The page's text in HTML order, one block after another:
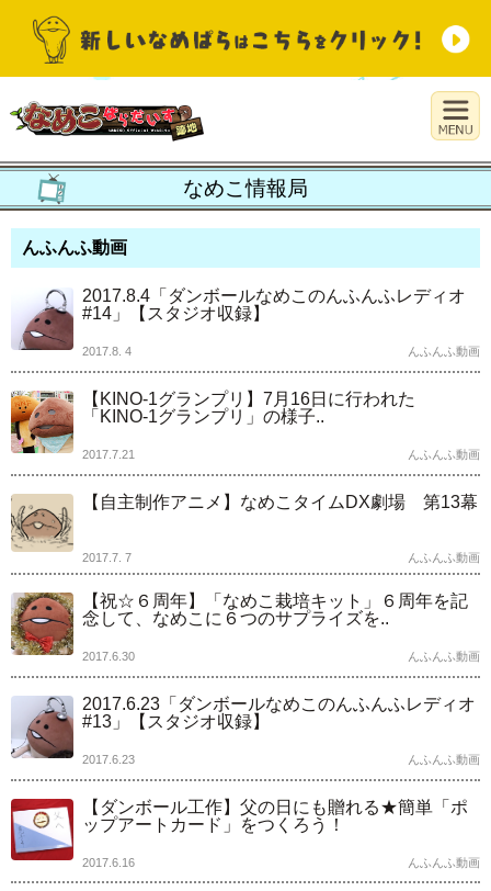
なめこ情報局
んふんふ動画
2017.8.4「ダンボールなめこのんふんふレディオ
#14」【スタジオ収録】
2017.8. 4 んふんふ動画
【KINO-1グランプリ】7月16日に行われた
「KINO-1グランプリ」の様子..
2017.7.21 んふんふ動画
【自主制作アニメ】なめこタイムDX劇場 第13幕
2017.7. 7 んふんふ動画
【祝☆６周年】「なめこ栽培キット」６周年を記
念して、なめこに６つのサプライズを..
2017.6.30 んふんふ動画
2017.6.23「ダンボールなめこのんふんふレディオ
#13」【スタジオ収録】
2017.6.23 んふんふ動画
【ダンボール工作】父の日にも贈れる★簡単「ポ
ップアートカード」をつくろう！
2017.6.16 んふんふ動画